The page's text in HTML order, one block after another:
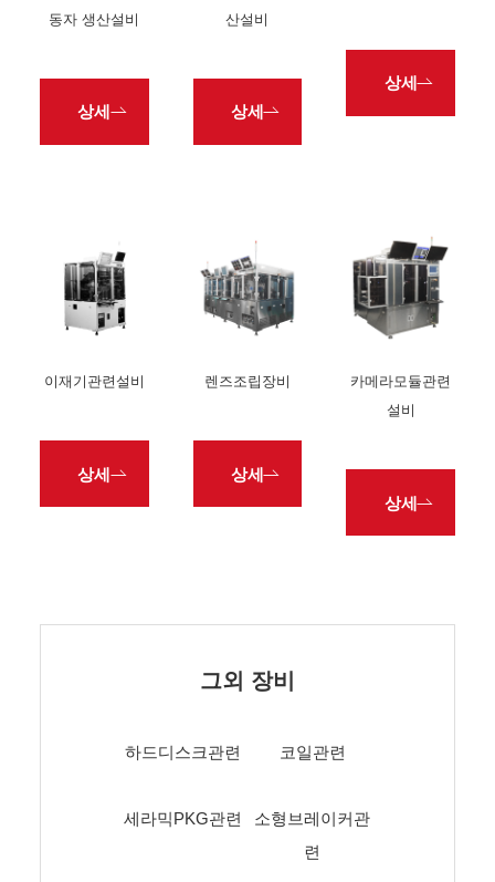
동자 생산설비
상세
산설비
상세
상세
이재기관련설비
상세
렌즈조립장비
상세
카메라모듈관련
설비
상세
그외 장비
하드디스크관련 코일관련
세라믹PKG관련
소형브레이커관
련